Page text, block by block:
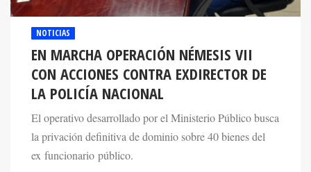
NOTICIAS
EN MARCHA OPERACIÓN NÉMESIS VII
CON ACCIONES CONTRA EXDIRECTOR DE
LA POLICÍA NACIONAL
El operativo desarrollado por el Ministerio Público busca
la privación definitiva de dominio sobre 40 bienes del
ex funcionario público.